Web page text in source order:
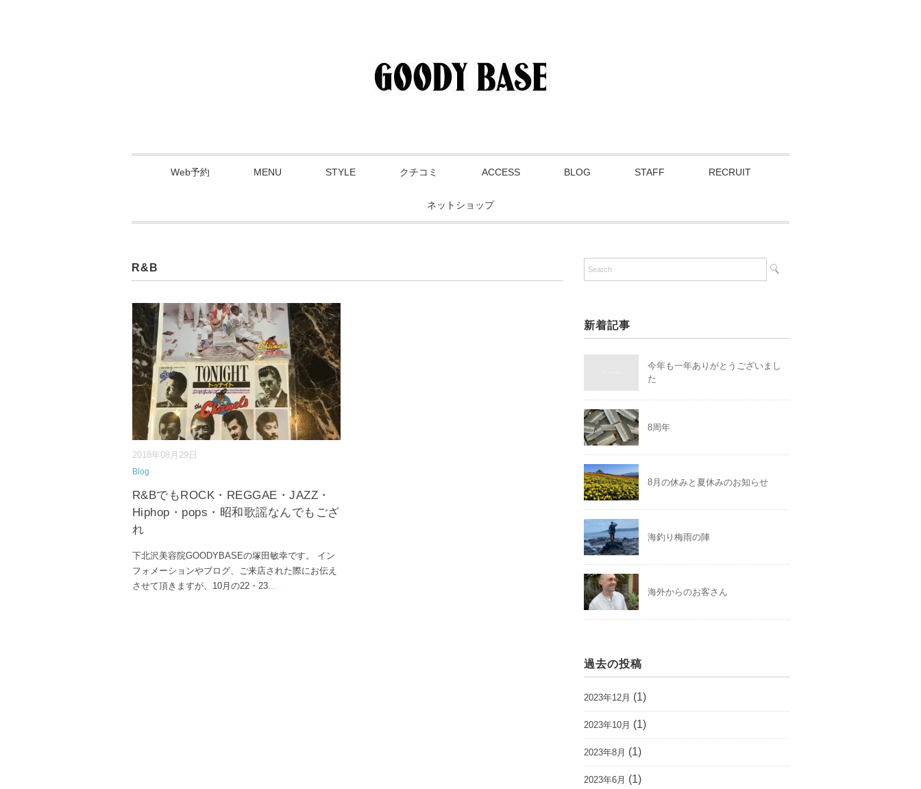
Web予約 MENU STYLE クチコミ ACCESS BLOG STAFF RECRUIT
ネットショップ
R&B
2018年08月29日
Blog
R&BでもROCK・REGGAE・JAZZ・
Hiphop・pops・昭和歌謡なんでもござ
れ
下北沢美容院GOODYBASEの塚田敏幸です。 イン
フォメーションやブログ、ご来店された際にお伝え
させて頂きますが、10月の22・23...
新着記事
今年も一年ありがとうございまし
た
8周年
8月の休みと夏休みのお知らせ
海釣り梅雨の陣
海外からのお客さん
過去の投稿
2023年12月 (1)
2023年10月 (1)
2023年8月 (1)
2023年6月 (1)